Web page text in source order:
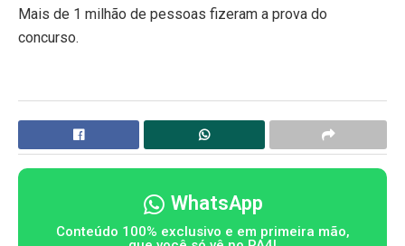
Mais de 1 milhão de pessoas fizeram a prova do
concurso.
WhatsApp
Conteúdo 100% exclusivo e em primeira mão,